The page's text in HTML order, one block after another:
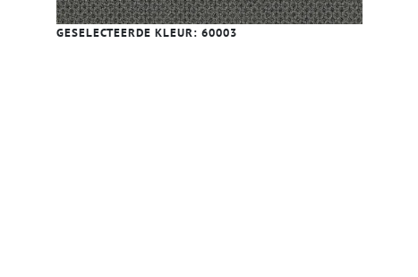
GESELECTEERDE KLEUR: 60003